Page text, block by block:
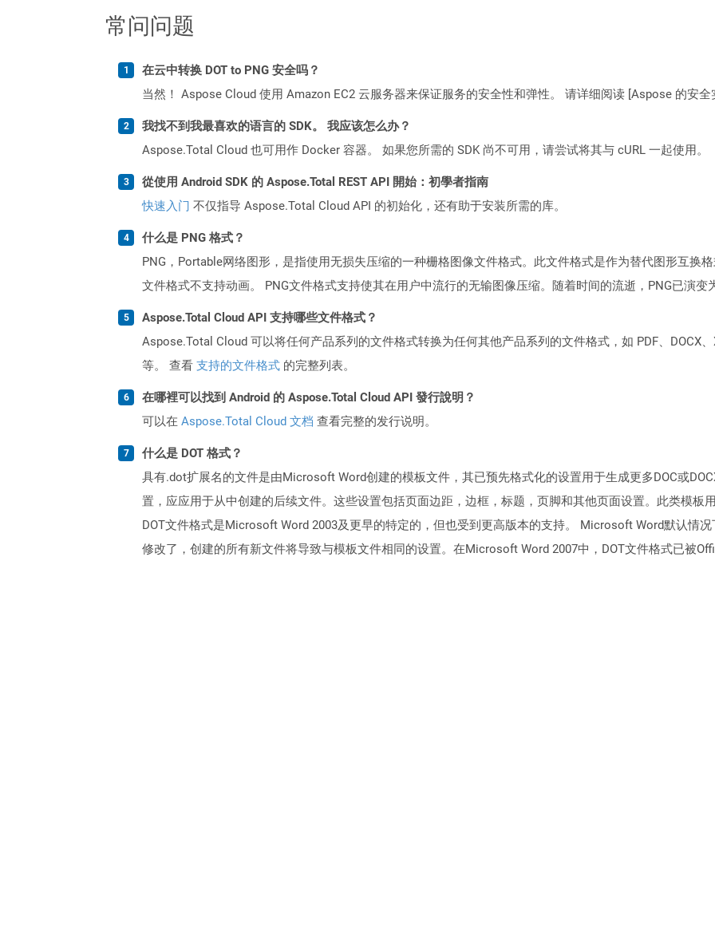
常问问题
在云中转换 DOT to PNG 安全吗？
当然！ Aspose Cloud 使用 Amazon EC2 云服务器来保证服务的安全性和弹性。 请详细阅读 [Aspose 的安
我找不到我最喜欢的语言的 SDK。 我应该怎么办？
Aspose.Total Cloud 也可用作 Docker 容器。 如果您所需的 SDK 尚不可用，请尝试将其与 cURL 一起使用。
從使用 Android SDK 的 Aspose.Total REST API 開始：初學者指南
快速入门 不仅指导 Aspose.Total Cloud API 的初始化，还有助于安装所需的库。
什么是 PNG 格式？
PNG，Portable网络图形，是指使用无损失压缩的一种栅格图像文件格式。此文件格式是作为替代图形互换
文件格式不支持动画。 PNG文件格式支持使其在用户中流行的无输图像压缩。随着时间的流逝，PNG已演变
Aspose.Total Cloud API 支持哪些文件格式？
Aspose.Total Cloud 可以将任何产品系列的文件格式转换为任何其他产品系列的文件格式，如 PDF、DOCX
等。 查看 支持的文件格式 的完整列表。
在哪裡可以找到 Android 的 Aspose.Total Cloud API 發行說明？
可以在 Aspose.Total Cloud 文档 查看完整的发行说明。
什么是 DOT 格式？
具有.dot扩展名的文件是由Microsoft Word创建的模板文件，其已预先格式化的设置用于生成更多DOC或
置，应应用于从中创建的后续文件。这些设置包括页面边距，边框，标题，页脚和其他页面设置。此类模板
DOT文件格式是Microsoft Word 2003及更早的特定的，但也受到更高版本的支持。 Microsoft Word默认情
修改了，创建的所有新文件将导致与模板文件相同的设置。在Microsoft Word 2007中，DOT文件格式已被